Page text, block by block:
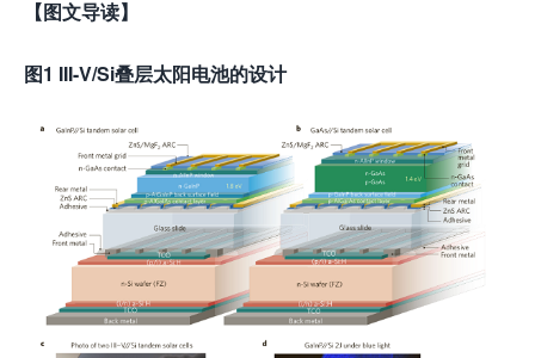
【图文导读】
图1 III-V/Si叠层太阳电池的设计